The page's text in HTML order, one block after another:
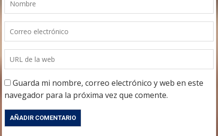
Guarda mi nombre, correo electrónico y web en este
navegador para la próxima vez que comente.